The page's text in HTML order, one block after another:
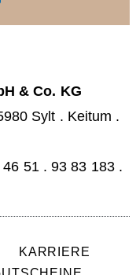
& Co. KG
Sylt . Keitum .
51 . 93 83 183 .
KARRIERE